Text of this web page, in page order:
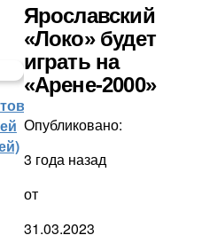
Ярославский
«Локо» будет
играть на
«Арене-2000»
Опубликовано:
3 года назад
от
31.03.2023